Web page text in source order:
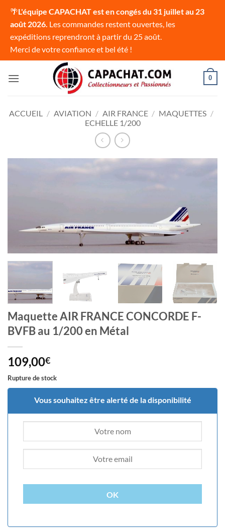
🌴L'équipe CAPACHAT est en congés du 31 juillet au 23
août 2026. Les commandes restent ouvertes, les
expéditions reprendront à partir du 25 août.
Merci de votre confiance et bel été !
0
ACCUEIL / AVIATION / AIR FRANCE / MAQUETTES /
ECHELLE 1/200
Maquette AIR FRANCE CONCORDE F-
BVFB au 1/200 en Métal
109,00€
Rupture de stock
Vous souhaitez être alerté de la disponibilité
OK